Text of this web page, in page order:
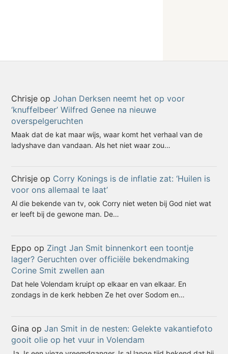
Chrisje opJohan Derksen neemt het op voor
‘knuffelbeer’ Wilfred Genee na nieuwe
overspelgeruchten
Maak dat de kat maar wijs, waar komt het verhaal van de
ladyshave dan vandaan. Als het niet waar zou…
Chrisje op Corry Konings is de inflatie zat: ‘Huilen is
voor ons allemaal te laat’
Al die bekende van tv, ook Corry niet weten bij God niet wat
er leeft bij de gewone man. De…
Eppo op Zingt Jan Smit binnenkort een toontje
lager? Geruchten over officiële bekendmaking
Corine Smit zwellen aan
Dat hele Volendam kruipt op elkaar en van elkaar. En
zondags in de kerk hebben Ze het over Sodom en…
Gina opJan Smit in de nesten: Gelekte vakantiefoto
gooit olie op het vuur in Volendam